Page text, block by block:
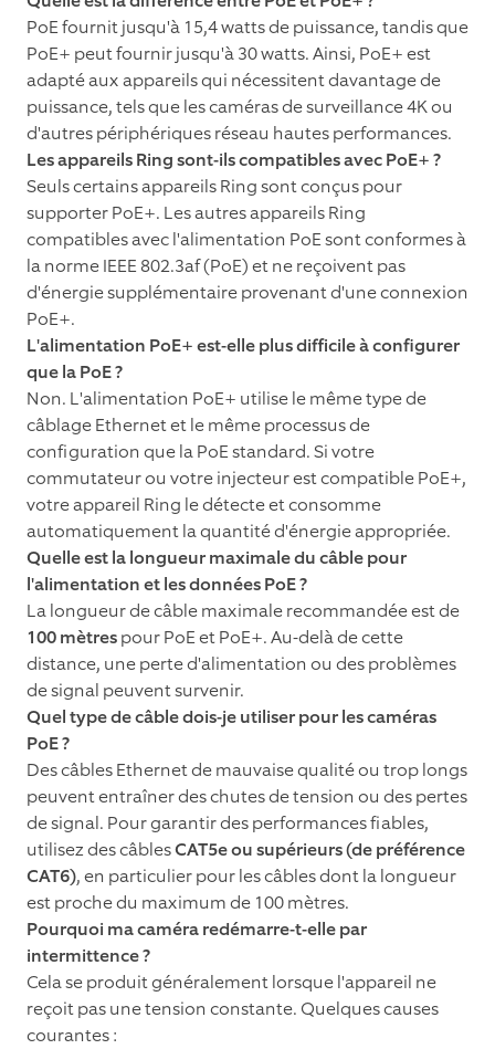
PoE fournit jusqu'à 15,4 watts de puissance, tandis que
PoE+ peut fournir jusqu'à 30 watts. Ainsi, PoE+ est
adapté aux appareils qui nécessitent davantage de
puissance, tels que les caméras de surveillance 4K ou
d'autres périphériques réseau hautes performances.
Les appareils Ring sont-ils compatibles avec PoE+ ?
Seuls certains appareils Ring sont conçus pour
supporter PoE+. Les autres appareils Ring
compatibles avec l'alimentation PoE sont conformes à
la norme IEEE 802.3af (PoE) et ne reçoivent pas
d'énergie supplémentaire provenant d'une connexion
PoE+.
L'alimentation PoE+ est-elle plus difficile à configurer
que la PoE ?
Non. L'alimentation PoE+ utilise le même type de
câblage Ethernet et le même processus de
configuration que la PoE standard. Si votre
commutateur ou votre injecteur est compatible PoE+,
votre appareil Ring le détecte et consomme
automatiquement la quantité d'énergie appropriée.
Quelle est la longueur maximale du câble pour
l'alimentation et les données PoE ?
La longueur de câble maximale recommandée est de
100 mètrespour PoE et PoE+. Au-delà de cette
distance, une perte d'alimentation ou des problèmes
de signal peuvent survenir.
Quel type de câble dois-je utiliser pour les caméras
PoE ?
Des câbles Ethernet de mauvaise qualité ou trop longs
peuvent entraîner des chutes de tension ou des pertes
de signal. Pour garantir des performances fiables,
utilisez des câblesCAT5e ou supérieurs (de préférence
CAT6), en particulier pour les câbles dont la longueur
est proche du maximum de 100 mètres.
Pourquoi ma caméra redémarre-t-elle par
intermittence ?
Cela se produit généralement lorsque l'appareil ne
reçoit pas une tension constante. Quelques causes
courantes :